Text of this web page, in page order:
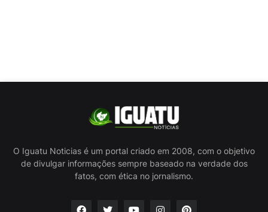
O Iguatu Noticias é um portal criado em 2008, com o objetivo
de divulgar informações sempre baseado na verdade dos
fatos, com ética no jornalismo.